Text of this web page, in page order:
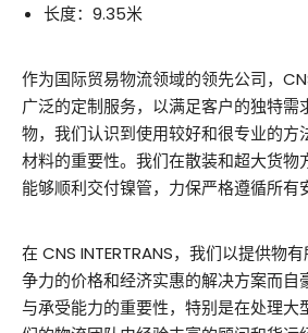
长度：9.35米
作为国际贸易物流领域的领先公司，
广泛的定制服务，以满足客户的独特需
物，我们认识到使用较好和很专业的方
材料的重要性。我们在散装和超大货物
能够顺利交付镍管，力保严格遵循所有
在 CNS INTERTRANS，我们以提供物
争力的价格和经济实惠的解决方案而自
与承受能力的重要性，特别是在处理大